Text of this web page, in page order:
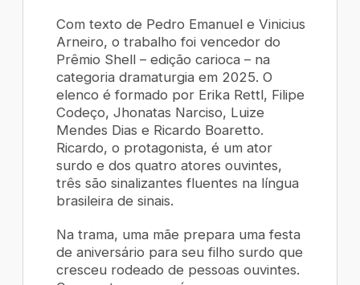
Com texto de Pedro Emanuel e Vinicius
Arneiro, o trabalho foi vencedor do
Prêmio Shell – edição carioca – na
categoria dramaturgia em 2025. O
elenco é formado por Erika Rettl, Filipe
Codeço, Jhonatas Narciso, Luize
Mendes Dias e Ricardo Boaretto.
Ricardo, o protagonista, é um ator
surdo e dos quatro atores ouvintes,
três são sinalizantes fluentes na língua
brasileira de sinais.
Na trama, uma mãe prepara uma festa
de aniversário para seu filho surdo que
cresceu rodeado de pessoas ouvintes.